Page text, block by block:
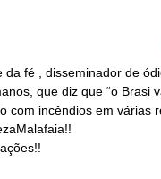
fé , disseminador de
que diz que “o Brasi
com incêndios em várias